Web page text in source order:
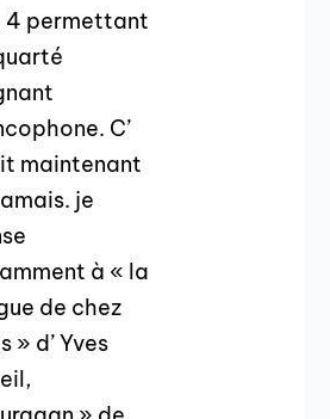
4 permettant
C’
maintenant
je
à « la
de chez
» d’ Yves